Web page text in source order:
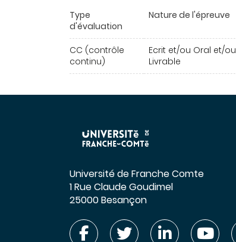
Type
d'évaluation
Nature de l'épreuve
CC (contrôle
continu)
Ecrit et/ou Oral et/ou
Livrable
Université de Franche Comte
1 Rue Claude Goudimel
25000 Besançon